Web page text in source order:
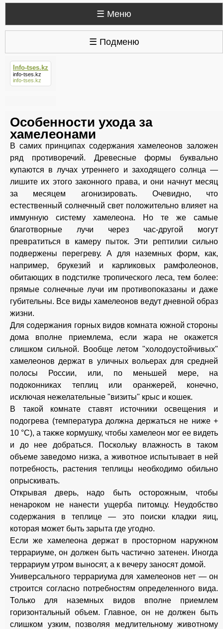
☰ Меню
☰ Подменю
Info-tses.kz
info-tses.kz
info-tses.kz
Особенности ухода за
хамелеонами
В самих принципах содержания хамелеонов заложен
ряд противоречий. Древесные формы буквально
купаются в лучах утреннего и заходящего солнца —
лишите их этого законного права, и они начнут месяц
за месяцем агонизировать. Очевидно, что
естественный солнечный свет положительно влияет на
иммунную систему хамелеона. Но те же самые
благотворные лучи через час-другой могут
превратиться в камеру пыток. Эти рептилии сильно
подвержены перегреву. А для наземных форм, как,
например, брукезий и карликовых рамфолеонов,
обитающих в подстилке тропического леса, тем более:
прямые солнечные лучи им противопоказаны и даже
губительны. Все виды хамелеонов ведут дневной образ
жизни.
Для содержания горных видов комната южной стороны
дома вполне приемлема, если жара не окажется
слишком сильной. Вообще летом "холодоустойчивых"
хамелеонов держат в уличных вольерах для средней
полосы России, или, по меньшей мере, на
подоконниках теплиц или оранжерей, конечно,
исключая нежелательные "визиты" крыс и кошек.
В такой комнате ставят источники освещения и
подогрева (температура должна держаться не ниже +
10 °С), а также кормушку, чтобы хамелеон мог ее видеть
и до нее добраться. Поскольку влажность в таком
объеме заведомо низка, а животное испытывает в ней
потребность, растения теплицы необходимо обильно
опрыскивать.
Открывая дверь, надо быть осторожным, чтобы
ненароком не нанести ущерба питомцу. Неудобство
содержания в теплице — это поиски кладки яиц,
которая может быть зарыта где угодно.
Если же хамелеона держат в просторном наружном
террариуме, он должен быть частично затенен. Иногда
террариум утром выносят, а к вечеру заносят домой.
Универсального террариума для хамелеонов нет — он
строится согласно потребностям определенного вида.
Только для наземных видов вполне приемлем
горизонтальный объем. Главное, он не должен быть
слишком узким, позволяя медлительному животному